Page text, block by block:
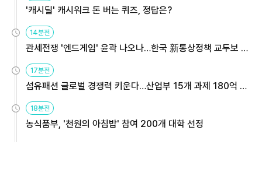
'캐시딜' 캐시워크 돈 버는 퀴즈, 정답은?
14분전
관세전쟁 '엔드게임' 윤곽 나오나…한국 新통상정책 교두보 활
용해야
17분전
섬유패션 글로벌 경쟁력 키운다…산업부 15개 과제 180억 지
원
18분전
농식품부, '천원의 아침밥' 참여 200개 대학 선정